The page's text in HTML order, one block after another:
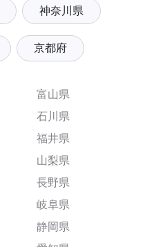
神奈川県
京都府
富山県
石川県
福井県
山梨県
長野県
岐阜県
静岡県